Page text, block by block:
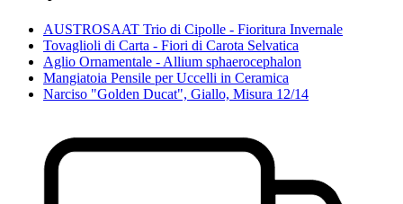
AUSTROSAAT Trio di Cipolle - Fioritura Invernale
Tovaglioli di Carta - Fiori di Carota Selvatica
Aglio Ornamentale - Allium sphaerocephalon
Mangiatoia Pensile per Uccelli in Ceramica
Narciso "Golden Ducat", Giallo, Misura 12/14